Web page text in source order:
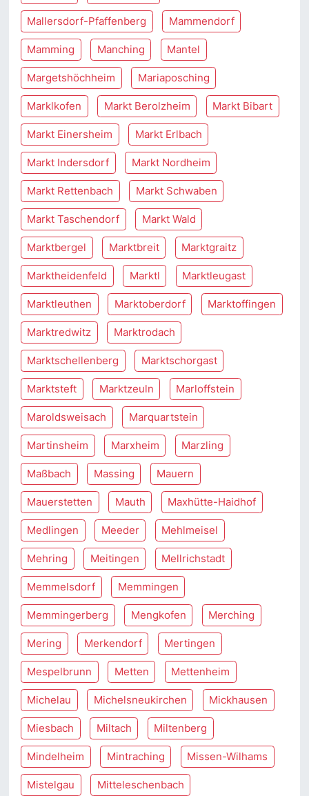
Mallersdorf-Pfaffenberg Mammendorf
Mamming Manching Mantel
Margetshöchheim Mariaposching
Marklkofen Markt Berolzheim Markt Bibart
Markt Einersheim Markt Erlbach
Markt Indersdorf Markt Nordheim
Markt Rettenbach Markt Schwaben
Markt Taschendorf Markt Wald
Marktbergel Marktbreit Marktgraitz
Marktheidenfeld Marktl Marktleugast
Marktleuthen Marktoberdorf Marktoffingen
Marktredwitz Marktrodach
Marktschellenberg Marktschorgast
Marktsteft Marktzeuln Marloffstein
Maroldsweisach Marquartstein
Martinsheim Marxheim Marzling
Maßbach Massing Mauern
Mauerstetten Mauth Maxhütte-Haidhof
Medlingen Meeder Mehlmeisel
Mehring Meitingen Mellrichstadt
Memmelsdorf Memmingen
Memmingerberg Mengkofen Merching
Mering Merkendorf Mertingen
Mespelbrunn Metten Mettenheim
Michelau Michelsneukirchen Mickhausen
Miesbach Miltach Miltenberg
Mindelheim Mintraching Missen-Wilhams
Mistelgau Mitteleschenbach